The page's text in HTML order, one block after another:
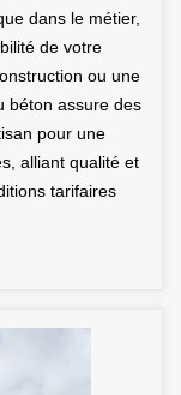
dans le métier,
de votre
ou une
béton assure des
pour une
alliant qualité et
tarifaires